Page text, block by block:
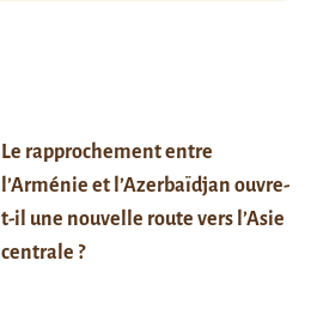
Le rapprochement entre
l’Arménie et l’Azerbaïdjan ouvre-
t-il une nouvelle route vers l’Asie
centrale ?